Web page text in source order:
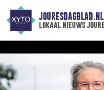
JOURESDAGBLAD.NL
lokaal nieuws